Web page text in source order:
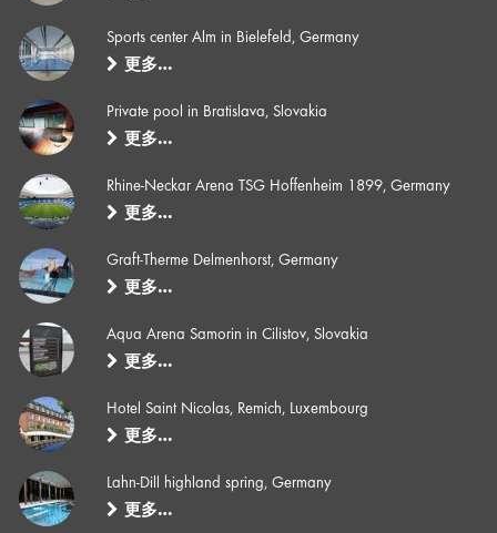
Sports center Alm in Bielefeld, Germany
更多…
Private pool in Bratislava, Slovakia
更多…
Rhine-Neckar Arena TSG Hoffenheim 1899, Germany
更多…
Graft-Therme Delmenhorst, Germany
更多…
Aqua Arena Samorin in Cilistov, Slovakia
更多…
Hotel Saint Nicolas, Remich, Luxembourg
更多…
Lahn-Dill highland spring, Germany
更多…